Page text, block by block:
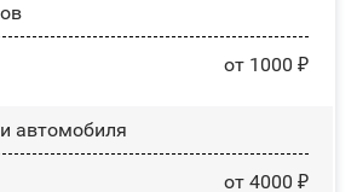
от 1000 ₽
автомобиля
от 4000 ₽